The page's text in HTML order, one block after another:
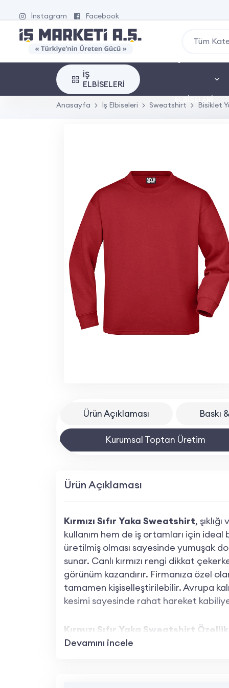
İnstagram Facebook
Tüm
İŞ
ELBISELERI
Anasayfa İş Elbiseleri Sweatshirt Bisiklet
Ürün Açıklaması Baskı
Kurumsal Toptan Üretim
Ürün Açıklaması
Kırmızı Sıfır Yaka Sweatshirt,
kullanım hem de iş ortamları için
üretilmiş olması sayesinde yumuşak
sunar. Canlı kırmızı rengi dikkat
görünüm kazandırır. Firmanıza özel
tamamen kişiselleştirilebilir. Avrupa
kesimi sayesinde rahat hareket
Kırmızı Sıfır Yaka Sweatshirt
Devamını incele